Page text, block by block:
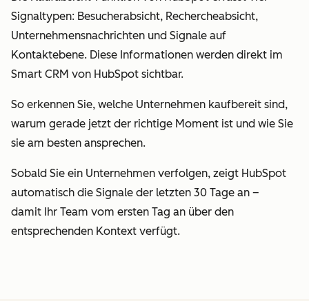
Signaltypen: Besucherabsicht, Rechercheabsicht,
Unternehmensnachrichten und Signale auf
Kontaktebene. Diese Informationen werden direkt im
Smart CRM von HubSpot sichtbar.
So erkennen Sie, welche Unternehmen kaufbereit sind,
warum gerade jetzt der richtige Moment ist und wie Sie
sie am besten ansprechen.
Sobald Sie ein Unternehmen verfolgen, zeigt HubSpot
automatisch die Signale der letzten 30 Tage an –
damit Ihr Team vom ersten Tag an über den
entsprechenden Kontext verfügt.